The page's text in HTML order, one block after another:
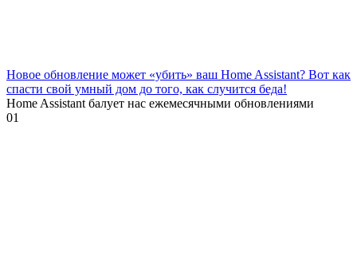
Новое обновление может «убить» ваш Home Assistant? Вот как
спасти свой умный дом до того, как случится беда!
Home Assistant балует нас ежемесячными обновлениями
01